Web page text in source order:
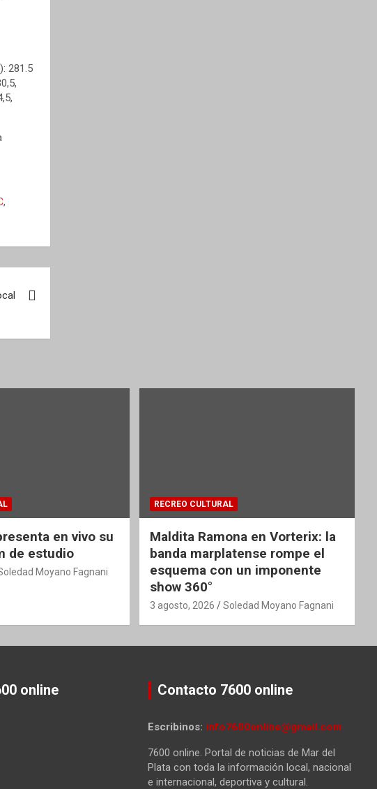
281.5
,
en vivo su
de estudio
Moyano Fagnani
RECREO CULTURAL
Maldita Ramona en Vorterix: la
banda marplatense rompe el
esquema con un imponente
show 360°
3 agosto, 2026 Soledad Moyano Fagnani
online Contacto 7600 online
Escribinos: info7600online@gmail.com
7600 online. Portal de noticias de Mar del
Plata con toda la información local, nacional
e internacional, deportiva y cultural.